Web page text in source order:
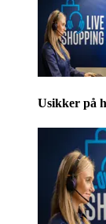
Usikker på